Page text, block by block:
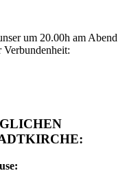
um 20.00h am Abend
Verbundenheit: